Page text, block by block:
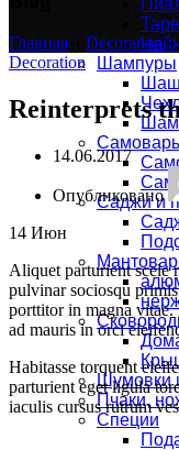
Шампуры
Саджи и
Шумовки
Пчаки,
Специи
Главная Decoration»
Decoration
Reinterprets
14.06.2017
Опубликовано
14 Июн
Aliquet parturient scele
pulvinar sociosqu
porttitor in magna vitae.
ad mauris in orci
Habitasse torquent
parturient eget ligula
iaculis cursus rutrum